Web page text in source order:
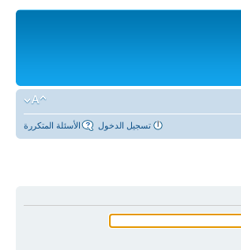
الأسئلة المتكررة تسجيل الدخول